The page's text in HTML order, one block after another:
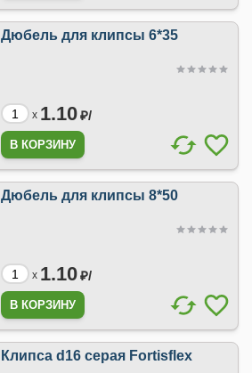
Дюбель для клипсы 6*35
x 1.10₽/
Дюбель для клипсы 8*50
x 1.10₽/
Клипса d16 серая Fortisflex